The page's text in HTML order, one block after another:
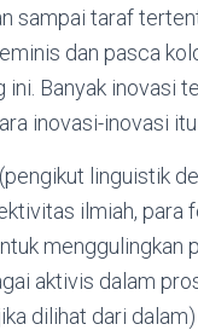
sampai taraf
dan pasca
ini. Banyak inovasi
inovasi-inovasi
linguistik
ilmiah,
menggulingkan
aktivis dalam
dilihat dari